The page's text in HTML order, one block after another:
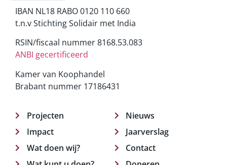
IBAN NL18 RABO 0120 110 660
t.n.v Stichting Solidair met India
RSIN/fiscaal nummer 8168.53.083
ANBI gecertificeerd
Kamer van Koophandel
Brabant nummer 17186431
Projecten
Impact
Wat doen wij?
Nieuws
Jaarverslag
Contact